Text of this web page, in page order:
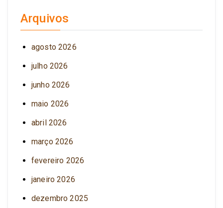
Arquivos
agosto 2026
julho 2026
junho 2026
maio 2026
abril 2026
março 2026
fevereiro 2026
janeiro 2026
dezembro 2025